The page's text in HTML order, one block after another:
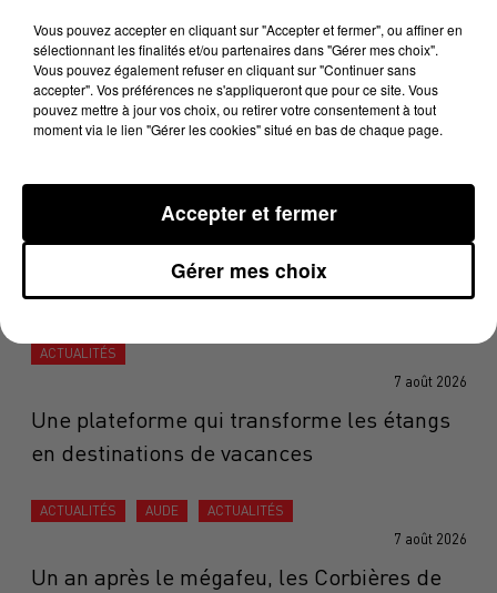
malades... », énumère Charlotte Baya. Depuis la
création du salon, 21 chats ont été adoptés.
Les clients du Chapristea nous partagent leurs avis
Crédit :
DERNIÈRES ACTUALITÉS
ACTUALITÉS
7 août 2026
Une plateforme qui transforme les étangs
en destinations de vacances
ACTUALITÉS AUDE ACTUALITÉS
7 août 2026
Un an après le mégafeu, les Corbières de
Vous pouvez accepter en cliquant sur "Accepter et fermer", ou affiner en
sélectionnant les finalités et/ou partenaires dans "Gérer mes choix".
Vous pouvez également refuser en cliquant sur "Continuer sans
accepter". Vos préférences ne s'appliqueront que pour ce site. Vous
pouvez mettre à jour vos choix, ou retirer votre consentement à tout
moment via le lien "Gérer les cookies" situé en bas de chaque page.
Gérer mes choix
Accepter et fermer